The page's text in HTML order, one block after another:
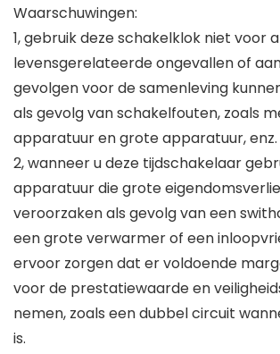
Waarschuwingen:
1, gebruik deze schakelklok niet voor
levensgerelateerde ongevallen of
gevolgen voor de samenleving
als gevolg van schakelfouten, zoals
apparatuur en grote apparatuur, enz.
2, wanneer u deze tijdschakelaar
apparatuur die grote
veroorzaken als gevolg van een
een grote verwarmer of een
ervoor zorgen dat er voldoende
voor de prestatiewaarde en
nemen, zoals een dubbel circuit
is.